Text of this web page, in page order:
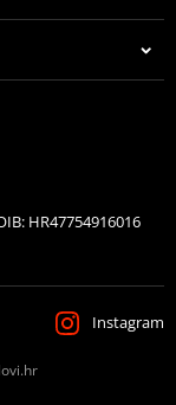
HR47754916016
Instagram